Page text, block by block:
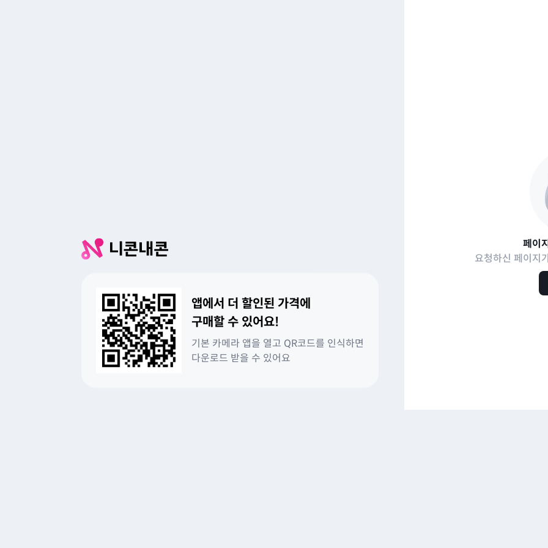
앱에서 더 할인된 가격에
구매할 수 있어요!
기본 카메라 앱을 열고 QR코드를 인식하면
다운로드 받을 수 있어요
페이
요청하신 페이지